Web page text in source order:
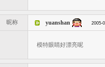
昵称 yuanshan 2005-
模特眼睛好漂亮呢